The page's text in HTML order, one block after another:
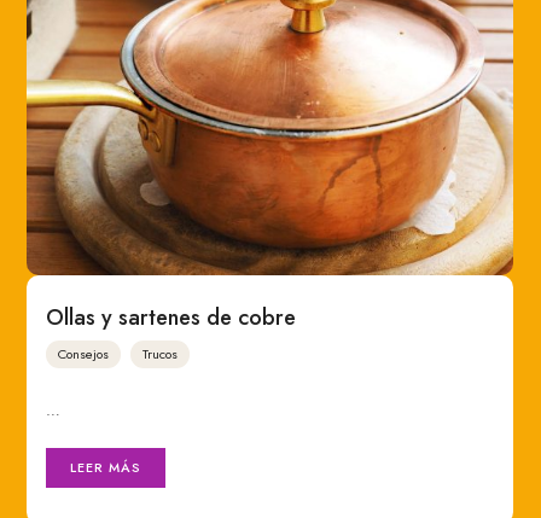
Ollas y sartenes de cobre
Consejos Trucos
…
LEER MÁS